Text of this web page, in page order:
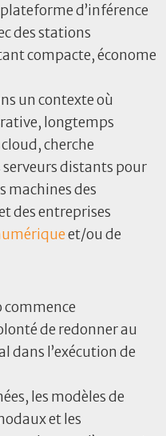
d’inférence
des stations
compacte, économe
un contexte où
longtemps
cherche
serveurs distants pour
machines des
des entreprises
et/ou de
commence
de redonner au
dans l’exécution de
les modèles de
et les